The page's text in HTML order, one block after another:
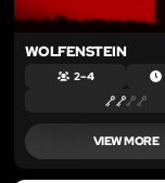
WOLFENSTEIN
2 – 4
VIEW MORE